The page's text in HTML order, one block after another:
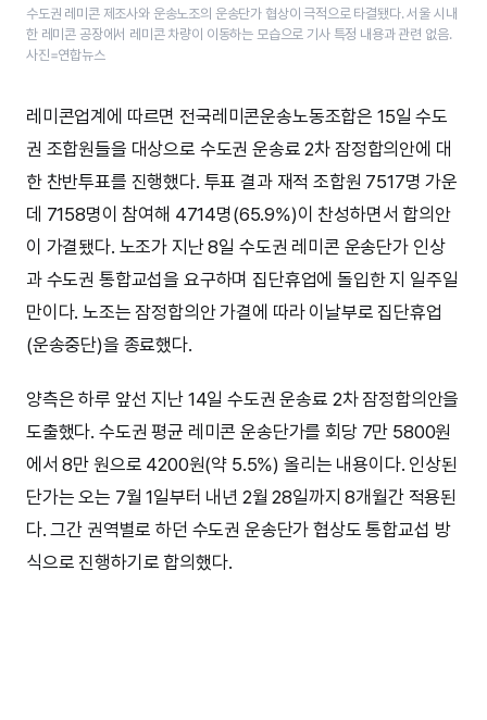
수도권 레미콘 제조사와 운송노조의 운송단가 협상이 극적으로 타결됐다. 서울 시내
한 레미콘 공장에서 레미콘 차량이 이동하는 모습으로 기사 특정 내용과 관련 없음.
사진=연합뉴스
레미콘업계에 따르면 전국레미콘운송노동조합은 15일 수도
권 조합원들을 대상으로 수도권 운송료 2차 잠정합의안에 대
한 찬반투표를 진행했다. 투표 결과 재적 조합원 7517명 가운
데 7158명이 참여해 4714명(65.9%)이 찬성하면서 합의안
이 가결됐다. 노조가 지난 8일 수도권 레미콘 운송단가 인상
과 수도권 통합교섭을 요구하며 집단휴업에 돌입한 지 일주일
만이다. 노조는 잠정합의안 가결에 따라 이날부로 집단휴업
(운송중단)을 종료했다.
양측은 하루 앞선 지난 14일 수도권 운송료 2차 잠정합의안을
도출했다. 수도권 평균 레미콘 운송단가를 회당 7만 5800원
에서 8만 원으로 4200원(약 5.5%) 올리는 내용이다. 인상된
단가는 오는 7월 1일부터 내년 2월 28일까지 8개월간 적용된
다. 그간 권역별로 하던 수도권 운송단가 협상도 통합교섭 방
식으로 진행하기로 합의했다.